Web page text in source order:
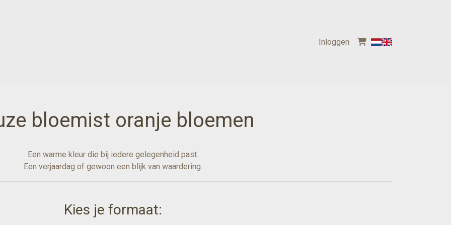
Inloggen
bloemist oranje bloemen
Een warme kleur die bij iedere gelegenheid past.
Een verjaardag of gewoon een blijk van waardering.
Kies je formaat: